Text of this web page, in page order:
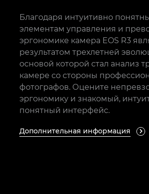
Благодаря интуитивно
элементам управления и
эргономике камера EOS R3
результатом трехлетней
основой которой стал анализ
камере со стороны
фотографов. Оцените
эргономику и знакомый,
понятный интерфейс.
Дополнительная информация 